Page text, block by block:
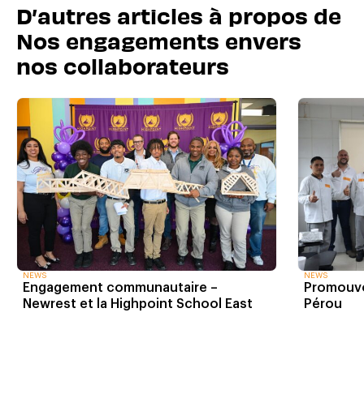
D’autres articles à propos de
Nos engagements envers
nos collaborateurs
NEWS
Engagement communautaire –
Newrest et la Highpoint School East
NEWS
Pérou